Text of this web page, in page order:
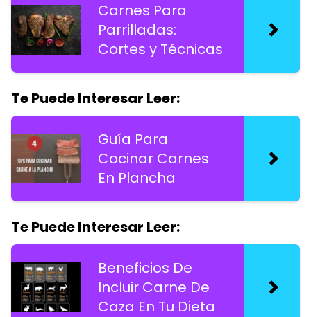
Carnes Para
Parrilladas:
Cortes y Técnicas
Te Puede Interesar Leer:
Guía Para
Cocinar Carnes
En Plancha
Te Puede Interesar Leer:
Beneficios De
Incluir Carne De
Caza En Tu Dieta